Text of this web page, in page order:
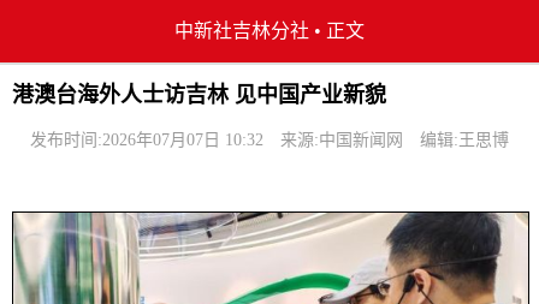
中新社吉林分社 • 正文
港澳台海外人士访吉林 见中国产业新貌
发布时间:2026年07月07日 10:32 来源:中国新闻网 编辑:王思博